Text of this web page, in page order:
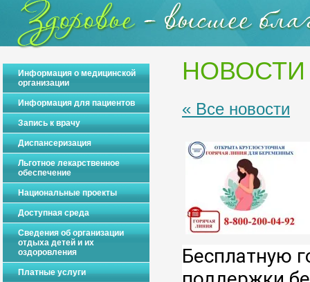
Информация о медицинской
организации
Информация для пациентов
Запись к врачу
Диспансеризация
Льготное лекарственное
обеспечение
Национальные проекты
Доступная среда
Сведения об организации
отдыха детей и их
оздоровления
Платные услуги
НОВОСТИ
« Все новости
Бесплатную